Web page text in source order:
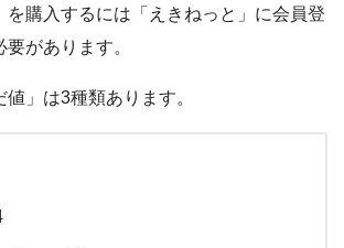
を購入するには「えきねっと」に会員登
があります。
」は3種類あります。